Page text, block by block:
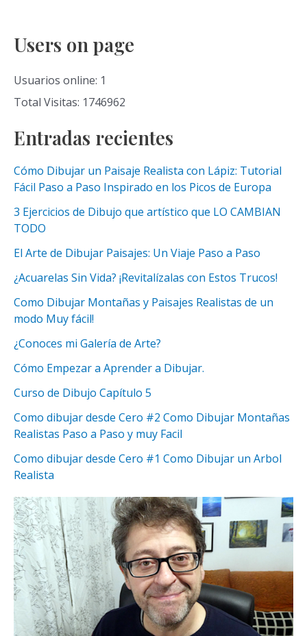
Users on page
Usuarios online: 1
Total Visitas: 1746962
Entradas recientes
Cómo Dibujar un Paisaje Realista con Lápiz: Tutorial
Fácil Paso a Paso Inspirado en los Picos de Europa
3 Ejercicios de Dibujo que artístico que LO CAMBIAN
TODO
El Arte de Dibujar Paisajes: Un Viaje Paso a Paso
¿Acuarelas Sin Vida? ¡Revitalízalas con Estos Trucos!
Como Dibujar Montañas y Paisajes Realistas de un
modo Muy fácil!
¿Conoces mi Galería de Arte?
Cómo Empezar a Aprender a Dibujar.
Curso de Dibujo Capítulo 5
Como dibujar desde Cero #2 Como Dibujar Montañas
Realistas Paso a Paso y muy Facil
Como dibujar desde Cero #1 Como Dibujar un Arbol
Realista